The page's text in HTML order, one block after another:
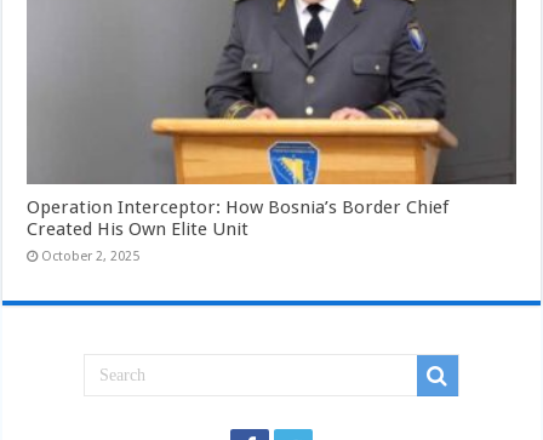
Operation Interceptor: How Bosnia’s Border Chief
Created His Own Elite Unit
October 2, 2025